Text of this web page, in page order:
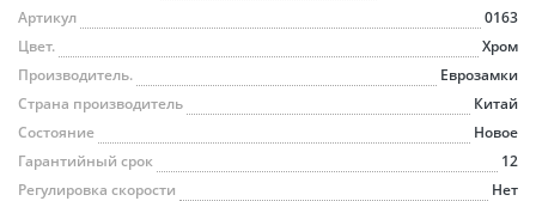
Артикул
0163
Цвет.
Хром
Производитель.
Еврозамки
Страна производитель
Китай
Состояние
Новое
Гарантийный срок
12
Регулировка скорости
Нет